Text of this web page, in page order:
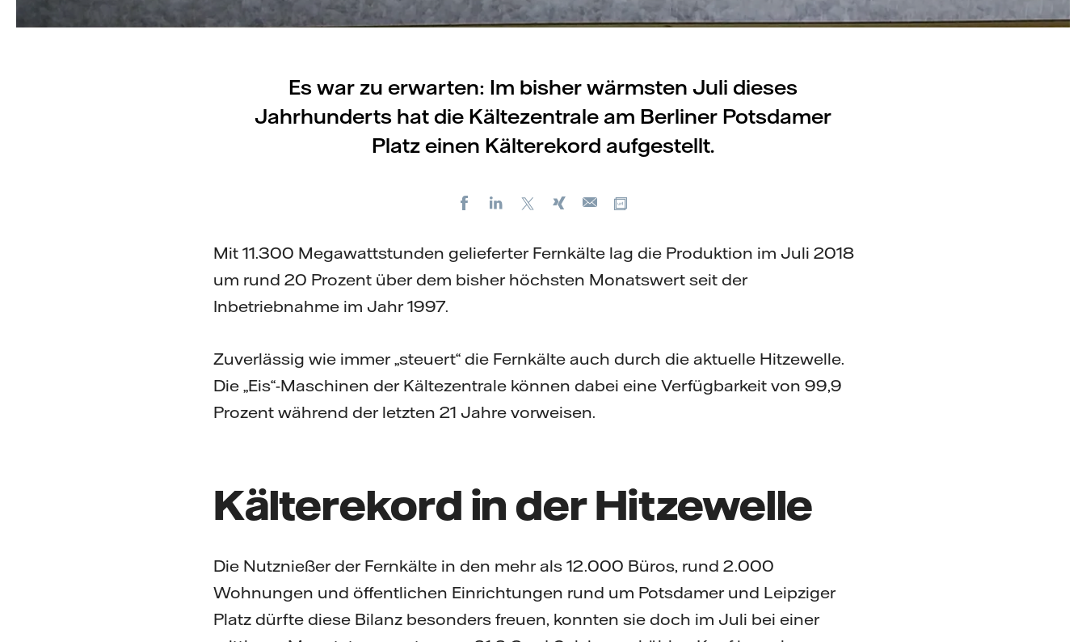
Es war zu erwarten: Im bisher wärmsten Juli dieses
Jahrhunderts hat die Kältezentrale am Berliner Potsdamer
Platz einen Kälterekord aufgestellt.
FacebookLinkedIn Xing
E-
Mit 11.300 Megawattstunden gelieferter Fernkälte lag die Produktion im Juli 2018
um rund 20 Prozent über dem bisher höchsten Monatswert seit der
Inbetriebnahme im Jahr 1997.
Zuverlässig wie immer „steuert“ die Fernkälte auch durch die aktuelle Hitzewelle.
Die „Eis“-Maschinen der Kältezentrale können dabei eine Verfügbarkeit von 99,9
Prozent während der letzten 21 Jahre vorweisen.
Kälterekord in der Hitzewelle
Die Nutznießer der Fernkälte in den mehr als 12.000 Büros, rund 2.000
Wohnungen und öffentlichen Einrichtungen rund um Potsdamer und Leipziger
Platz dürfte diese Bilanz besonders freuen, konnten sie doch im Juli bei einer